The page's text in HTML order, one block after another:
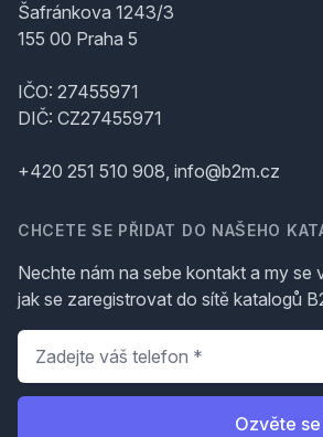
Šafránkova 1243/3
155 00 Praha 5
IČO: 27455971
DIČ: CZ27455971
+420 251 510 908, info@b2m.cz
CHCETE SE PŘIDAT DO NAŠEHO
Nechte nám na sebe kontakt a my se
jak se zaregistrovat do sítě katalogů
Telefon
Ozvěte